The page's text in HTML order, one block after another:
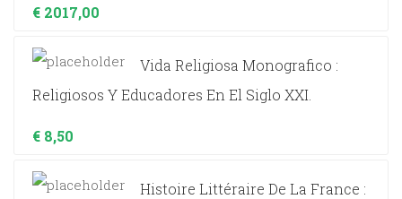
€ 2017,00
Vida Religiosa Monografico :
Religiosos Y Educadores En El Siglo XXI.
€ 8,50
Histoire Littéraire De La France :